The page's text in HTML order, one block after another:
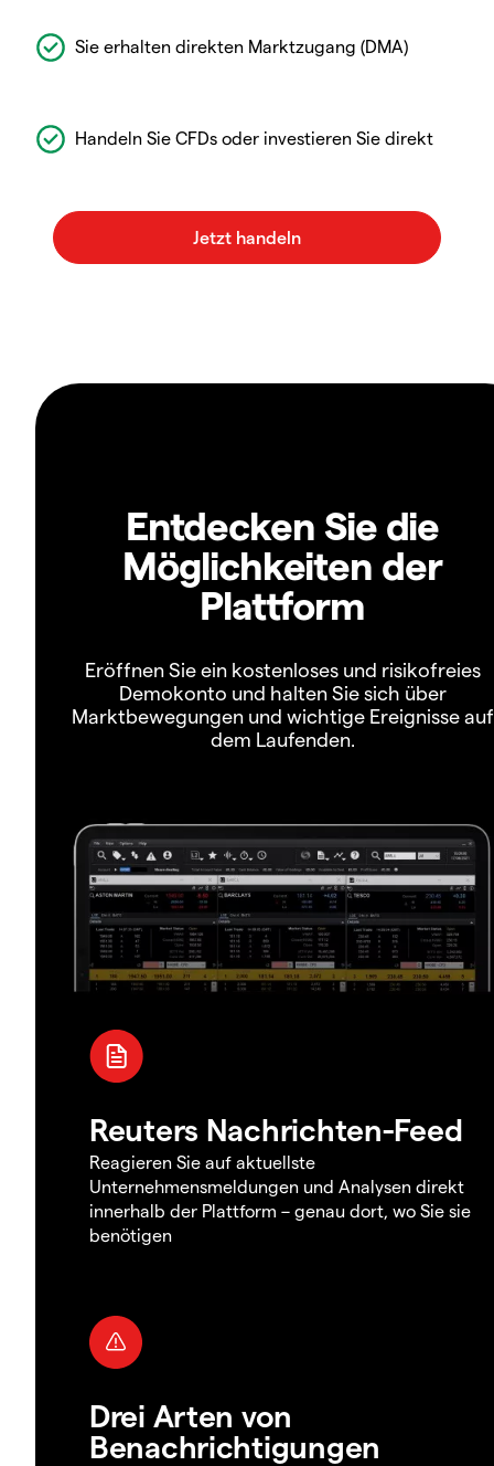
Sie erhalten direkten Marktzugang (DMA)
Handeln Sie CFDs oder investieren Sie direkt
Entdecken Sie die
Möglichkeiten der
Plattform
Eröffnen Sie ein kostenloses und risikofreies
Demokonto und halten Sie sich über
Marktbewegungen und wichtige Ereignisse auf
dem Laufenden.
Reuters Nachrichten-Feed
Reagieren Sie auf aktuellste
Unternehmensmeldungen und Analysen direkt
innerhalb der Plattform – genau dort, wo Sie sie
benötigen
Drei Arten von
Benachrichtigungen